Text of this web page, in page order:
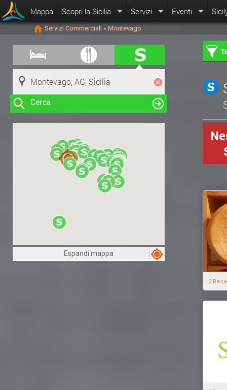
Mappa Scopri la Sicilia Servizi Eventi
Servizi Commerciali > Montevago
Cerca
Clicca su una risorsa nella mappa
per visualizzare le informazioni
Espandi mappa
2